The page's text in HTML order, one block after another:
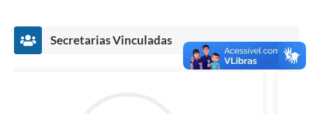
Secretarias Vinculadas